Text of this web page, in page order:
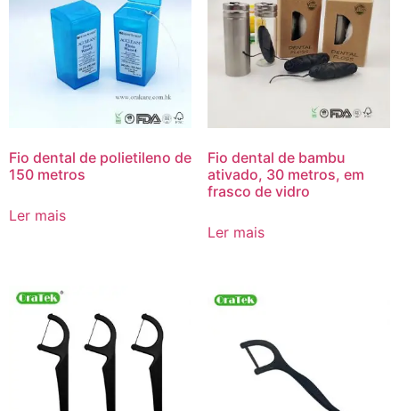
Fio dental de polietileno de
150 metros
Ler mais
Fio dental de bambu
ativado, 30 metros, em
frasco de vidro
Ler mais